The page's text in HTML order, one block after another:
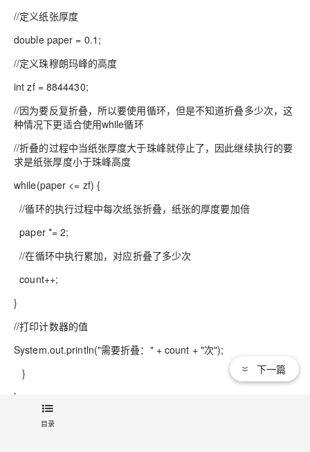
//定义纸张厚度
double paper = 0.1;
//定义珠穆朗玛峰的高度
int zf = 8844430;
//因为要反复折叠，所以要使用循环，但是不知道折叠多少次，这
种情况下更适合使用while循环
//折叠的过程中当纸张厚度大于珠峰就停止了，因此继续执行的要
求是纸张厚度小于珠峰高度
while(paper <= zf) {
//循环的执行过程中每次纸张折叠，纸张的厚度要加倍
paper *= 2;
//在循环中执行累加，对应折叠了多少次
count++;
}
//打印计数器的值
System.out.println("需要折叠：" + count + "次");
}
}
目录
下一篇